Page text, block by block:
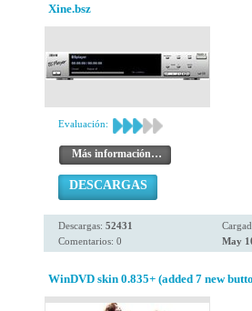
Xine.bsz
Evaluación:
Más información…
DESCARGAS
Descargas: 52431
Comentarios: 0
May
WinDVD skin 0.835+ (added 7 new